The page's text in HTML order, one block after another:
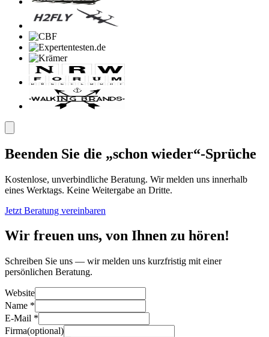
Beenden Sie die „schon wieder“-Sprüche
Kostenlose, unverbindliche Beratung. Wir melden uns innerhalb
eines Werktags. Keine Weitergabe an Dritte.
Jetzt Beratung vereinbaren
Wir freuen uns, von Ihnen zu hören!
Schreiben Sie uns — wir melden uns kurzfristig mit einer
persönlichen Beratung.
Website
Name *
E-Mail *
Firma(optional)